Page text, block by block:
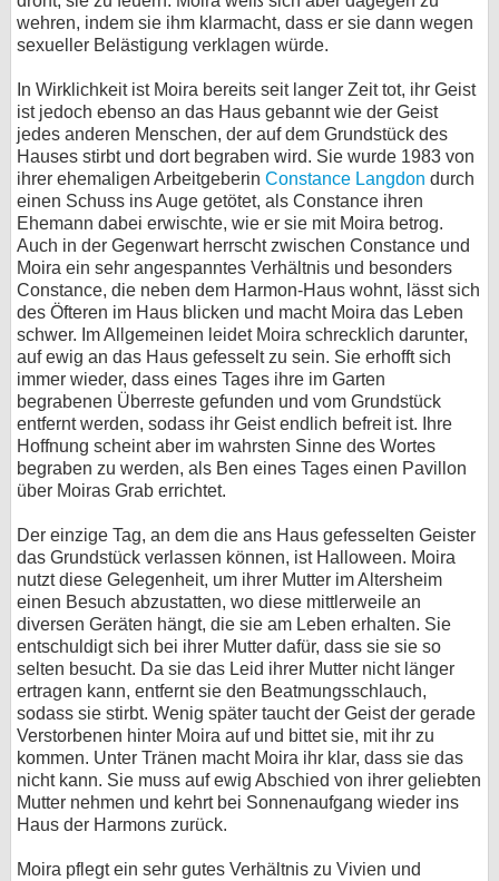
wehren, indem sie ihm klarmacht, dass er sie dann wegen
sexueller Belästigung verklagen würde.
In Wirklichkeit ist Moira bereits seit langer Zeit tot, ihr Geist
ist jedoch ebenso an das Haus gebannt wie der Geist
jedes anderen Menschen, der auf dem Grundstück des
Hauses stirbt und dort begraben wird. Sie wurde 1983 von
ihrer ehemaligen Arbeitgeberin Constance Langdon durch
einen Schuss ins Auge getötet, als Constance ihren
Ehemann dabei erwischte, wie er sie mit Moira betrog.
Auch in der Gegenwart herrscht zwischen Constance und
Moira ein sehr angespanntes Verhältnis und besonders
Constance, die neben dem Harmon-Haus wohnt, lässt sich
des Öfteren im Haus blicken und macht Moira das Leben
schwer. Im Allgemeinen leidet Moira schrecklich darunter,
auf ewig an das Haus gefesselt zu sein. Sie erhofft sich
immer wieder, dass eines Tages ihre im Garten
begrabenen Überreste gefunden und vom Grundstück
entfernt werden, sodass ihr Geist endlich befreit ist. Ihre
Hoffnung scheint aber im wahrsten Sinne des Wortes
begraben zu werden, als Ben eines Tages einen Pavillon
über Moiras Grab errichtet.
Der einzige Tag, an dem die ans Haus gefesselten Geister
das Grundstück verlassen können, ist Halloween. Moira
nutzt diese Gelegenheit, um ihrer Mutter im Altersheim
einen Besuch abzustatten, wo diese mittlerweile an
diversen Geräten hängt, die sie am Leben erhalten. Sie
entschuldigt sich bei ihrer Mutter dafür, dass sie sie so
selten besucht. Da sie das Leid ihrer Mutter nicht länger
ertragen kann, entfernt sie den Beatmungsschlauch,
sodass sie stirbt. Wenig später taucht der Geist der gerade
Verstorbenen hinter Moira auf und bittet sie, mit ihr zu
kommen. Unter Tränen macht Moira ihr klar, dass sie das
nicht kann. Sie muss auf ewig Abschied von ihrer geliebten
Mutter nehmen und kehrt bei Sonnenaufgang wieder ins
Haus der Harmons zurück.
Moira pflegt ein sehr gutes Verhältnis zu Vivien und
Datenschutz
Cookie-Einstellungen
Impressum
Desktop-Ansicht
myFanbase